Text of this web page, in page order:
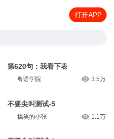
打开APP
第620句：我看下表
粤语学院 3.5万
不要尖叫测试-5
搞笑的小张 1.1万